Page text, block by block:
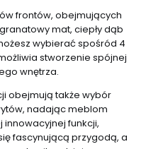
frontów, obejmujących
mat, ciepły dąb
wybierać spośród 4
stworzenie spójnej
wnętrza.
obejmują także wybór
nadając meblom
innowacyjnej funkcji,
fascynującą przygodą, a